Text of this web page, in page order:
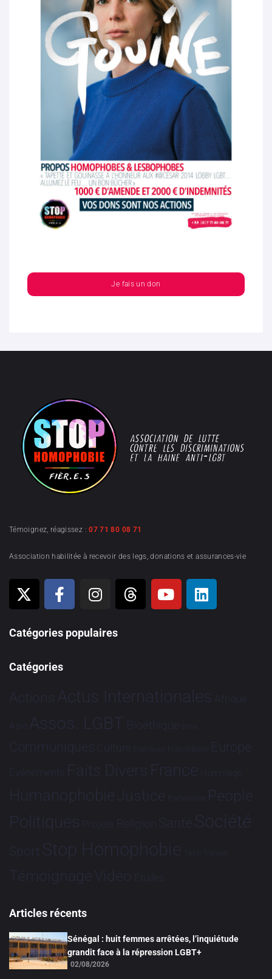
Je fais un don
Témoignez, réagissez :07 71 80 08 71
Association habilitée à recevoir des legs, donations et assurances-vie
Catégories populaires
Catégories
Actions Actus Internationales Afrique
Asie Assos. LGBT Bioéthique Brève
Communiqués Culture Dialogues France-Brésil Europe
Evénements Faits Divers France Hommage
HumanophobieJustice Partenariat People
Politiques Projets Religion Santé Société
Sport Stop Homophobie Tech Tribune
TémoignageVidéo Études
Articles récents
Sénégal : huit femmes arrêtées, l’inquiétude
grandit face à la répression LGBT+
02/08/2026